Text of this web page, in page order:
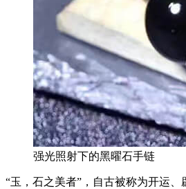
强光照射下的黑曜石手链
“玉，石之美者”，自古被称为开运